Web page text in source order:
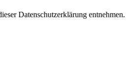
Datenschutzerklärung entnehmen.